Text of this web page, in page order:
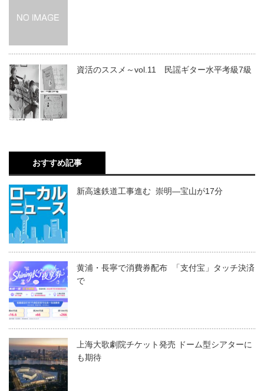
資活のススメ～vol.11 民謡ギター水平考級7級
おすすめ記事
新高速鉄道工事進む 崇明―宝山が17分
黄浦・長寧で消費券配布 「支付宝」タッチ決済
で
上海大歌劇院チケット発売 ドーム型シアターに
も期待